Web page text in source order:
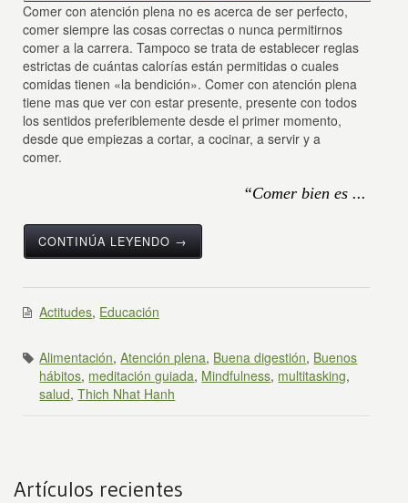
Comer con atención plena no es acerca de ser perfecto,
comer siempre las cosas correctas o nunca permitirnos
comer a la carrera. Tampoco se trata de establecer reglas
estrictas de cuántas calorías están permitidas o cuales
comidas tienen «la bendición». Comer con atención plena
tiene mas que ver con estar presente, presente con todos
los sentidos preferiblemente desde el primer momento,
desde que empiezas a cortar, a cocinar, a servir y a
comer.
“Comer bien es ...
CONTINÚA LEYENDO →
Actitudes, Educación
Alimentación,Atención plena, Buena digestión, Buenos
hábitos, meditación guiada, Mindfulness, multitasking,
salud,Thich Nhat Hanh
Artículos recientes